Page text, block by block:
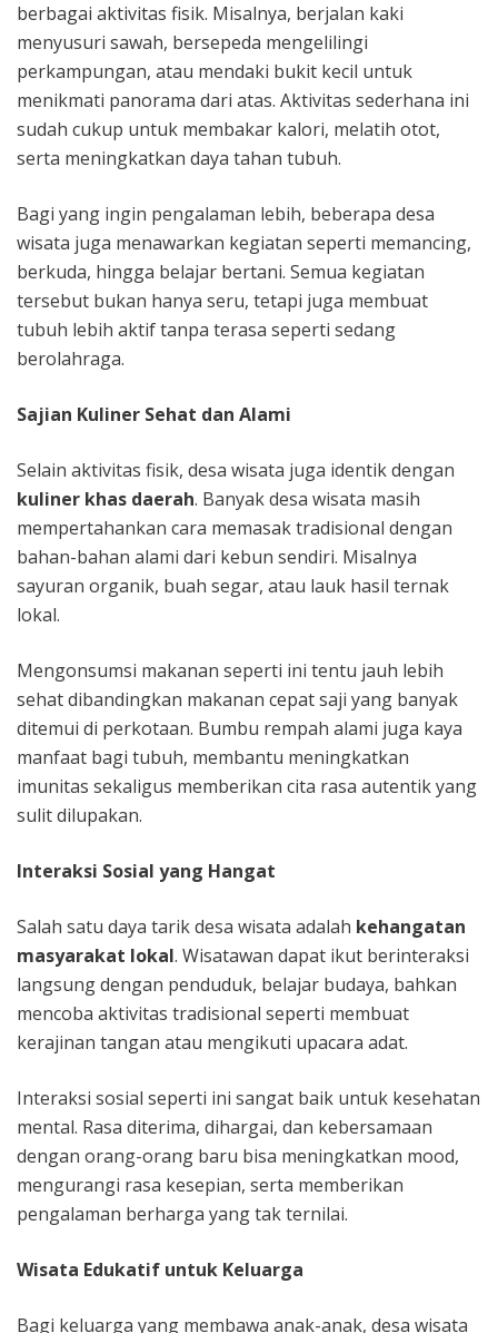
berbagai aktivitas fisik. Misalnya, berjalan kaki
menyusuri sawah, bersepeda mengelilingi
perkampungan, atau mendaki bukit kecil untuk
menikmati panorama dari atas. Aktivitas sederhana ini
sudah cukup untuk membakar kalori, melatih otot,
serta meningkatkan daya tahan tubuh.
Bagi yang ingin pengalaman lebih, beberapa desa
wisata juga menawarkan kegiatan seperti memancing,
berkuda, hingga belajar bertani. Semua kegiatan
tersebut bukan hanya seru, tetapi juga membuat
tubuh lebih aktif tanpa terasa seperti sedang
berolahraga.
Sajian Kuliner Sehat dan Alami
Selain aktivitas fisik, desa wisata juga identik dengan
kuliner khas daerah. Banyak desa wisata masih
mempertahankan cara memasak tradisional dengan
bahan-bahan alami dari kebun sendiri. Misalnya
sayuran organik, buah segar, atau lauk hasil ternak
lokal.
Mengonsumsi makanan seperti ini tentu jauh lebih
sehat dibandingkan makanan cepat saji yang banyak
ditemui di perkotaan. Bumbu rempah alami juga kaya
manfaat bagi tubuh, membantu meningkatkan
imunitas sekaligus memberikan cita rasa autentik yang
sulit dilupakan.
Interaksi Sosial yang Hangat
Salah satu daya tarik desa wisata adalah kehangatan
masyarakat lokal. Wisatawan dapat ikut berinteraksi
langsung dengan penduduk, belajar budaya, bahkan
mencoba aktivitas tradisional seperti membuat
kerajinan tangan atau mengikuti upacara adat.
Interaksi sosial seperti ini sangat baik untuk kesehatan
mental. Rasa diterima, dihargai, dan kebersamaan
dengan orang-orang baru bisa meningkatkan mood,
mengurangi rasa kesepian, serta memberikan
pengalaman berharga yang tak ternilai.
Wisata Edukatif untuk Keluarga
Bagi keluarga yang membawa anak-anak, desa wisata